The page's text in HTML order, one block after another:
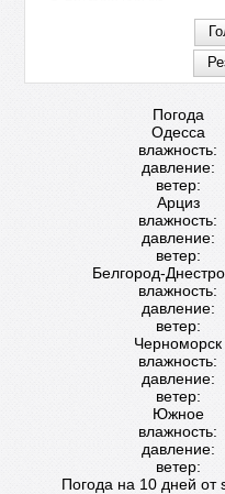
Погода
Одесса
влажность:
давление:
ветер:
Арциз
влажность:
давление:
ветер:
Белгород-
влажность:
давление:
ветер:
Черноморск
влажность:
давление:
ветер:
Южное
влажность:
давление:
ветер:
Погода на 10 дней от